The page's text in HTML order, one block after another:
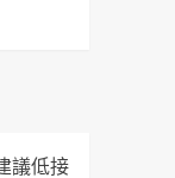
議低接